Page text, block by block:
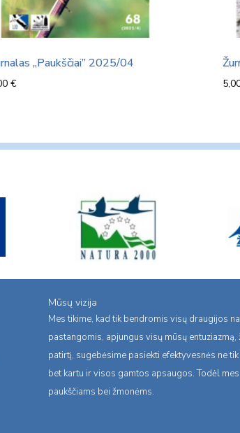
„Paukščiai” 2025/04
€
Mūsų vizija
Mes tikime, kad tik bendromis visų draugijos
pastangomis, apjungus visų mūsų entuziazmą,
patirtį, sugebėsime pasiekti efektyvesnės ne tik
bet kartu ir visos gamtos apsaugos. Todėl
paukščiams bei žmonėms.